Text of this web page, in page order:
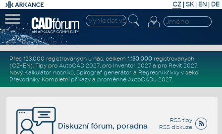
CZ | SK| EN | DE
Přes 123.000 registrovaných u nás, celkem 1.130.000registrovaných
(CZ+EN). Tipy pro AutoCAD 2027, pro Inventor 2027a pro Revit 2027.
Nový Kalkulátor nosníků, Spirograf generátor a Regresní křivkyv sekci
Převodníky. Kompletní příkazya proměnné AutoCADu 2027.
RSS tipy
RSS diskuze
Diskuzní fórum, poradna